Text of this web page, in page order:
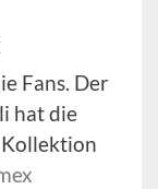
Fans. Der
hat die
Kollektion